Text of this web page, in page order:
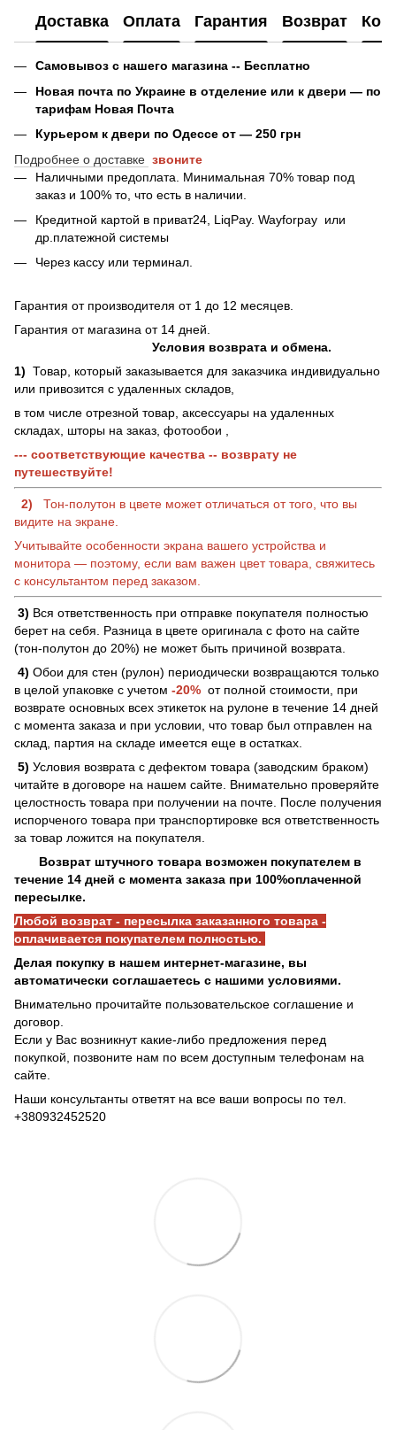
Доставка Оплата Гарантия Возврат
Самовывоз с нашего магазина -- Бесплатно
Новая почта по Украине в отделение или к двери — по
тарифам Новая Почта
Курьером к двери по Одессе от — 250 грн
Подробнее о доставке звоните
Наличными предоплата. Минимальная 70% товар под
заказ и 100% то, что есть в наличии.
Кредитной картой в приват24, LiqPay. Wayforpay или
др.платежной системы
Через кассу или терминал.
Гарантия от производителя от 1 до 12 месяцев.
Гарантия от магазина от 14 дней.
Условия возврата и обмена.
1) Товар, который заказывается для заказчика индивидуально
или привозится с удаленных складов,
в том числе отрезной товар, аксессуары на удаленных
складах, шторы на заказ, фотообои ,
--- соответствующие качества -- возврату не
путешествуйте!
2)
Тон-полутон в цвете может отличаться от того, что вы
видите на экране.
Учитывайте особенности экрана вашего устройства и
монитора — поэтому, если вам важен цвет товара, свяжитесь
с консультантом перед заказом.
3) Вся ответственность при отправке покупателя полностью
берет на себя. Разница в цвете оригинала с фото на сайте
(тон-полутон до 20%) не может быть причиной возврата.
4) Обои для стен (рулон) периодически возвращаются только
в целой упаковке с учетом -20% от полной стоимости, при
возврате основных всех этикеток на рулоне в течение 14 дней
с момента заказа и при условии, что товар был отправлен на
склад, партия на складе имеется еще в остатках.
5) Условия возврата с дефектом товара (заводским браком)
читайте в договоре на нашем сайте. Внимательно проверяйте
целостность товара при получении на почте. После получения
испорченого товара при транспортировке вся ответственность
за товар ложится на покупателя.
Возврат штучного товара возможен покупателем в
течение 14 дней с момента заказа при 100%оплаченной
пересылке.
Любой возврат - пересылка заказанного товара -
оплачивается покупателем полностью.
Делая покупку в нашем интернет-магазине, вы
автоматически соглашаетесь с нашими условиями.
Внимательно прочитайте пользовательское соглашение и
договор.
Если у Вас возникнут какие-либо предложения перед
покупкой, позвоните нам по всем доступным телефонам на
сайте.
Наши консультанты ответят на все ваши вопросы по тел.
+380932452520